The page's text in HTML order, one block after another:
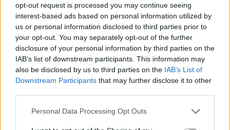
opt-out request is processed you may continue seeing
interest-based ads based on personal information utilized by
us or personal information disclosed to third parties prior to
your opt-out. You may separately opt-out of the further
disclosure of your personal information by third parties on the
IAB’s list of downstream participants. This information may
also be disclosed by us to third parties on the IAB’s List of
Downstream Participants that may further disclose it to other
Personal Data Processing Opt Outs
MOTOR GREEN